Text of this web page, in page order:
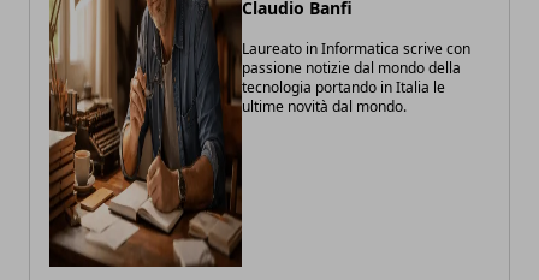
Claudio Banfi
Laureato in Informatica scrive con
passione notizie dal mondo della
tecnologia portando in Italia le
ultime novità dal mondo.